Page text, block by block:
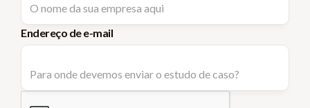
Endereço de e-mail